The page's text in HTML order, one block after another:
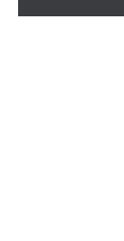
nello showroom.